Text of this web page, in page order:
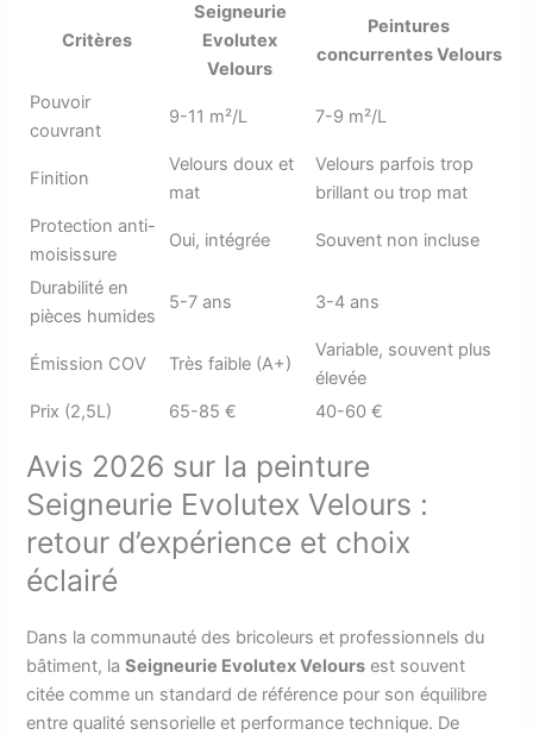
Critères
Seigneurie
Evolutex
Velours
Peintures
concurrentes Velours
Pouvoir
couvrant
9-11 m²/L 7-9 m²/L
Finition
Velours doux et
mat
Velours parfois trop
brillant ou trop mat
Protection anti-
moisissure
Oui, intégrée Souvent non incluse
Durabilité en
pièces humides
5-7 ans 3-4 ans
Émission COV Très faible (A+)
Variable, souvent plus
élevée
Prix (2,5L)
65-85 € 40-60 €
Avis 2026 sur la peinture
Seigneurie Evolutex Velours :
retour d’expérience et choix
éclairé
Dans la communauté des bricoleurs et professionnels du
bâtiment, laSeigneurie Evolutex Velours est souvent
citée comme un standard de référence pour son équilibre
entre qualité sensorielle et performance technique. De